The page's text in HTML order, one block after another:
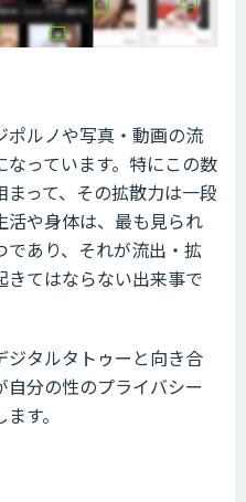
ルノや写真・動画の流
っています。特にこの数
って、その拡散力は一段
活や身体は、最も見られ
あり、それが流出・拡
てはならない出来事で
ジタルタトゥーと向き合
分の性のプライバシー
す。